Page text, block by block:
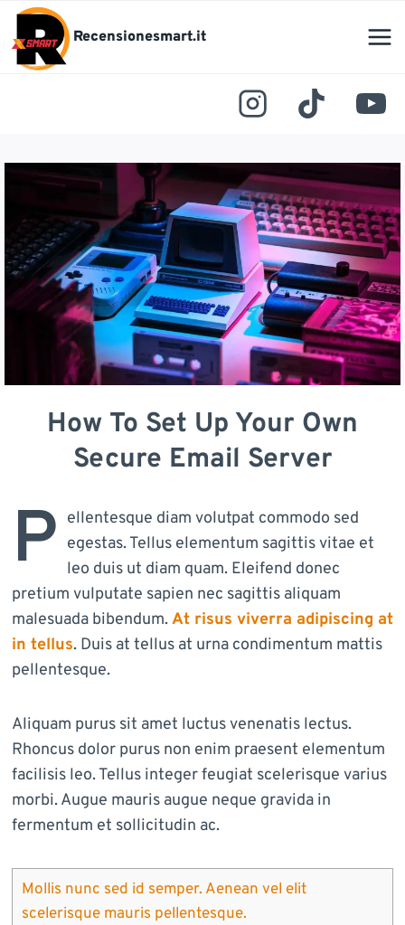
Salta
contenuto
Recensionesmart.it
How To Set Up Your Own
Secure Email Server
P ellentesque diam volutpat commodo sed
egestas. Tellus elementum sagittis vitae et
leo duis ut diam quam. Eleifend donec
pretium vulputate sapien nec sagittis aliquam
malesuada bibendum.At risus viverra adipiscing at
in tellus. Duis at tellus at urna condimentum mattis
pellentesque.
Aliquam purus sit amet luctus venenatis lectus.
Rhoncus dolor purus non enim praesent elementum
facilisis leo. Tellus integer feugiat scelerisque varius
morbi. Augue mauris augue neque gravida in
fermentum et sollicitudin ac.
Mollis nunc sed id semper. Aenean vel elit
scelerisque mauris pellentesque.